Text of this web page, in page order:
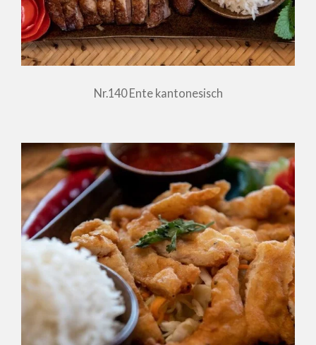
Nr.140 Ente kantonesisch